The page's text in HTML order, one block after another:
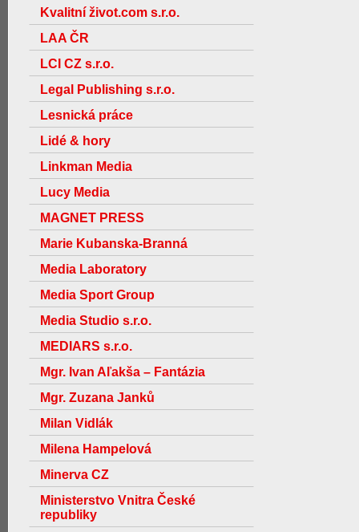
Kvalitní život.com s.r.o.
LAA ČR
LCI CZ s.r.o.
Legal Publishing s.r.o.
Lesnická práce
Lidé & hory
Linkman Media
Lucy Media
MAGNET PRESS
Marie Kubanska-Branná
Media Laboratory
Media Sport Group
Media Studio s.r.o.
MEDIARS s.r.o.
Mgr. Ivan Aľakša – Fantázia
Mgr. Zuzana Janků
Milan Vidlák
Milena Hampelová
Minerva CZ
Ministerstvo Vnitra České
republiky